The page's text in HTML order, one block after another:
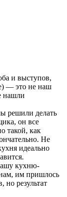
и выступов,
— это не наш
нашли
решили делать
он все
такой, как
Не
идеально
кухню-
им пришлось
результат